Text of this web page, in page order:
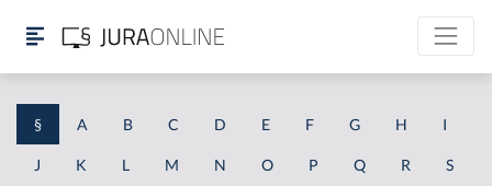
§ A B C D E F G H I
J K L M N O P Q R S